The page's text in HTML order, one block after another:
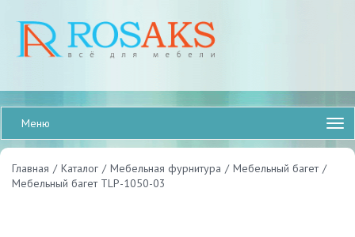
Меню
Главная / Каталог / Мебельная фурнитура / Мебельный багет /
Мебельный багет TLP-1050-03